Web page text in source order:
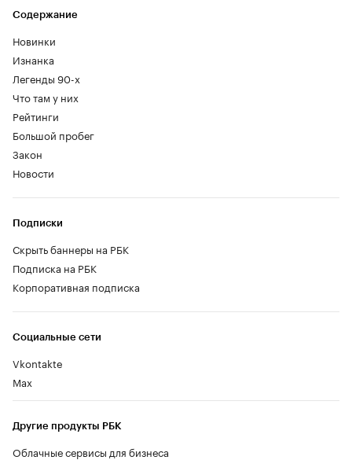
Содержание
Новинки
Изнанка
Легенды 90-х
Что там у них
Рейтинги
Большой пробег
Закон
Новости
Социальные сети
Vkontakte
Max
Другие продукты РБК
Облачные сервисы для бизнеса
Подписки
Скрыть баннеры на РБК
Подписка на РБК
Корпоративная подписка